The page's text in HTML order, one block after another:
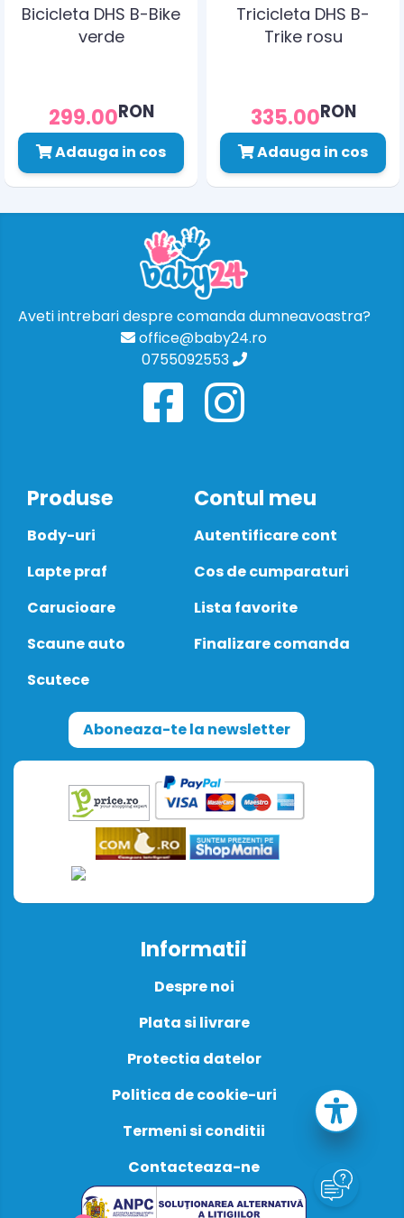
Bicicleta DHS B-Bike
verde
299.00RON
Adauga in cos
Tricicleta DHS B-
Trike rosu
335.00RON
Adauga in cos
Aveti intrebari despre comanda dumneavoastra?
office@baby24.ro
0755092553
Produse
Body-uri
Lapte praf
Carucioare
Scaune auto
Scutece
Contul meu
Autentificare cont
Cos de cumparaturi
Lista favorite
Finalizare comanda
Aboneaza-te la newsletter
Informatii
Despre noi
Plata si livrare
Protectia datelor
Politica de cookie-uri
Termeni si conditii
Contacteaza-ne